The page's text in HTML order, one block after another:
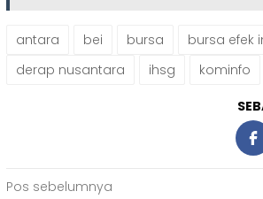
antara bei bursa
bursa efek
derap nusantara
ihsg kominfo
Navigasi
Pos sebelumnya